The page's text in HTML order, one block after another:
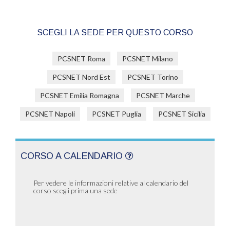
SCEGLI LA SEDE PER QUESTO CORSO
PCSNET Roma PCSNET Milano
PCSNET Nord Est PCSNET Torino
PCSNET Emilia Romagna PCSNET Marche
PCSNET Napoli PCSNET Puglia PCSNET Sicilia
CORSO A CALENDARIO
Per vedere le informazioni relative al calendario del
corso scegli prima una sede